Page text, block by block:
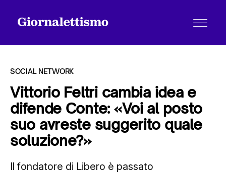
Tutti gli articoli
SOCIAL NETWORK
Vittorio Feltri cambia idea e
difende Conte: «Voi al posto
suo avreste suggerito quale
soluzione?»
Il fondatore di Libero è passato